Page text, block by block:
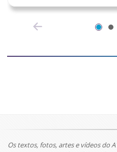
Os textos, fotos, artes e vídeos do